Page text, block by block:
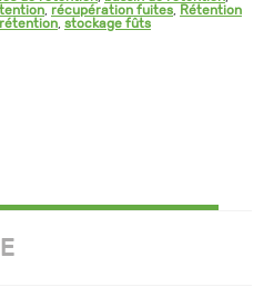
récupération fuites
Rétention
stockage fûts